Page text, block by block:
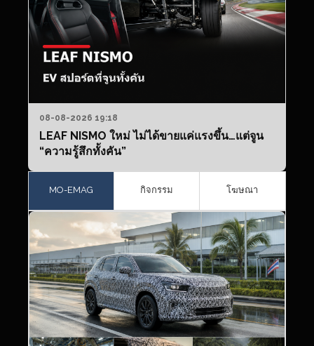
08-08-2026 19:18
LEAF NISMO ใหม่ ไม่ได้ขายแค่แรงขึ้น…แต่จูน
“ความรู้สึกทั้งคัน”
MO-EMAG กิจกรรม โฆษณา